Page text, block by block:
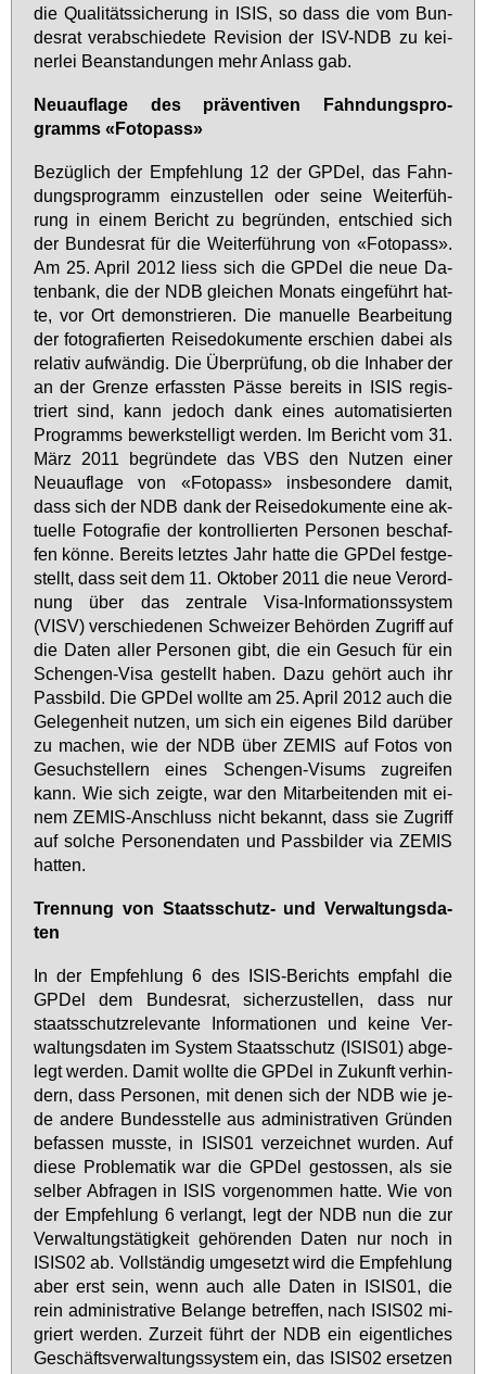
die Qua­li­täts­si­che­rung in ISIS, so dass die vom Bun­
des­rat ver­ab­schie­de­te Re­vi­si­on der ISV-NDB zu kei­
ner­lei Be­an­stan­dun­gen mehr An­lass gab.
Neu­auf­la­ge des prä­ven­ti­ven Fahn­dungs­pro­
gramms «Fo­to­pass»
Be­züg­lich der Emp­feh­lung 12 der GPDel, das Fahn­
dungs­pro­gramm ein­zu­stel­len oder sei­ne Wei­ter­füh­
rung in ei­nem Be­richt zu be­grün­den, ent­schied sich
der Bun­des­rat für die Wei­ter­füh­rung von «Fo­to­pass».
Am 25. April 2012 liess sich die GPDel die neue Da­
ten­bank, die der NDB glei­chen Mo­nats ein­ge­führt hat­
te, vor Ort de­mons­trie­ren. Die ma­nu­el­le Be­ar­bei­tung
der fo­to­gra­fier­ten Rei­se­do­ku­men­te er­schien da­bei als
re­la­tiv auf­wän­dig. Die Über­prü­fung, ob die In­ha­ber der
an der Gren­ze er­fass­ten Päs­se be­reits in ISIS re­gis­
triert sind, kann je­doch dank ei­nes au­to­ma­ti­sier­ten
Pro­gramms be­werk­stel­ligt wer­den. Im Be­richt vom 31.
März 2011 be­grün­de­te das VBS den Nut­zen ei­ner
Neu­auf­la­ge von «Fo­to­pass» ins­be­son­de­re da­mit,
dass sich der NDB dank der Rei­se­do­ku­men­te ei­ne ak­
tu­el­le Fo­to­gra­fie der kon­trol­lier­ten Per­so­nen be­schaf­
fen kön­ne. Be­reits letz­tes Jahr hat­te die GPDel fest­ge­
stellt, dass seit dem 11. Ok­to­ber 2011 die neue Ver­ord­
nung über das zen­tra­le Vi­sa-In­for­ma­ti­ons­sys­tem
(VISV) ver­schie­de­nen Schwei­zer Be­hör­den Zu­griff auf
die Da­ten al­ler Per­so­nen gibt, die ein Ge­such für ein
Schen­gen-Vi­sa ge­stellt ha­ben. Da­zu ge­hört auch ihr
Pass­bild. Die GPDel woll­te am 25. April 2012 auch die
Ge­le­gen­heit nut­zen, um sich ein ei­ge­nes Bild dar­über
zu ma­chen, wie der NDB über ZE­MIS auf Fo­tos von
Ge­such­stel­lern ei­nes Schen­gen-Vi­sums zu­grei­fen
kann. Wie sich zeig­te, war den Mit­ar­bei­ten­den mit ei­
nem ZE­MIS-An­schluss nicht be­kannt, dass sie Zu­griff
auf sol­che Per­so­nen­da­ten und Pass­bil­der via ZE­MIS
hat­ten.
Tren­nung von Staats­schutz- und Ver­wal­tungs­da­
ten
In der Emp­feh­lung 6 des ISIS-Be­richts emp­fahl die
GPDel dem Bun­des­rat, si­cher­zu­stel­len, dass nur
staats­schutz­re­le­van­te In­for­ma­tio­nen und kei­ne Ver­
wal­tungs­da­ten im Sys­tem Staats­schutz (ISIS01) ab­ge­
legt wer­den. Da­mit woll­te die GPDel in Zu­kunft ver­hin­
dern, dass Per­so­nen, mit de­nen sich der NDB wie je­
de an­de­re Bun­des­stel­le aus ad­mi­nis­tra­ti­ven Grün­den
be­fas­sen muss­te, in ISIS01 ver­zeich­net wur­den. Auf
die­se Pro­ble­ma­tik war die GPDel ge­stos­sen, als sie
sel­ber Ab­fra­gen in ISIS vor­ge­nom­men hat­te. Wie von
der Emp­feh­lung 6 ver­langt, legt der NDB nun die zur
Ver­wal­tungs­tä­tig­keit ge­hö­ren­den Da­ten nur noch in
ISIS02 ab. Voll­stän­dig um­ge­setzt wird die Emp­feh­lung
aber erst sein, wenn auch al­le Da­ten in ISIS01, die
rein ad­mi­nis­tra­ti­ve Be­lan­ge be­tref­fen, nach ISIS02 mi­
griert wer­den. Zur­zeit führt der NDB ein ei­gent­li­ches
Ge­schäfts­ver­wal­tungs­sys­tem ein, das ISIS02 er­set­zen